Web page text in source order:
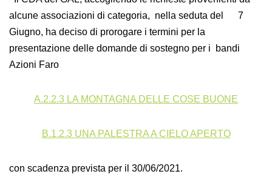
alcune associazioni di categoria, nella seduta del 7
Giugno, ha deciso di prorogare i termini per la
presentazione delle domande di sostegno per i bandi
Azioni Faro
A.2.2.3 LA MONTAGNA DELLE COSE BUONE
B.1.2.3 UNA PALESTRA A CIELO APERTO
con scadenza prevista per il 30/06/2021.